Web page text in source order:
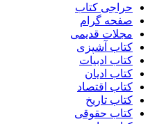
حراجی کتاب
صفحه گرام
مجلات قدیمی
کتاب آشپزی
کتاب ادبیات
کتاب ادیان
کتاب اقتصاد
کتاب تاریخ
کتاب حقوقی